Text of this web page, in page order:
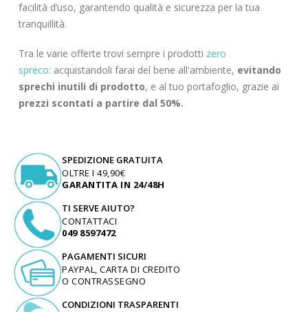
facilità d’uso, garantendo qualità e sicurezza per la tua
tranquillità.
Tra le varie offerte trovi sempre i prodotti zero
spreco: acquistandoli farai del bene all'ambiente, evitando
sprechi inutili di prodotto, e al tuo portafoglio, grazie ai
prezzi scontati a partire dal 50%.
SPEDIZIONE GRATUITA
OLTRE I 49,90€
GARANTITA IN 24/48H
TI SERVE AIUTO?
CONTATTACI
049 8597472
PAGAMENTI SICURI
PAYPAL, CARTA DI CREDITO
O CONTRASSEGNO
CONDIZIONI TRASPARENTI